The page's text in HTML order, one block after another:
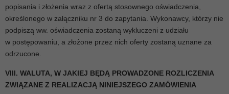
popisania i złożenia wraz z ofertą stosownego oświadczenia,
określonego w załączniku nr 3 do zapytania. Wykonawcy, którzy nie
podpiszą ww. oświadczenia zostaną wykluczeni z udziału
w postępowaniu, a złożone przez nich oferty zostaną uznane za
odrzucone.
VIII. WALUTA, W JAKIEJ BĘDĄ PROWADZONE ROZLICZENIA
ZWIĄZANE Z REALIZACJĄ NINIEJSZEGO ZAMÓWIENIA